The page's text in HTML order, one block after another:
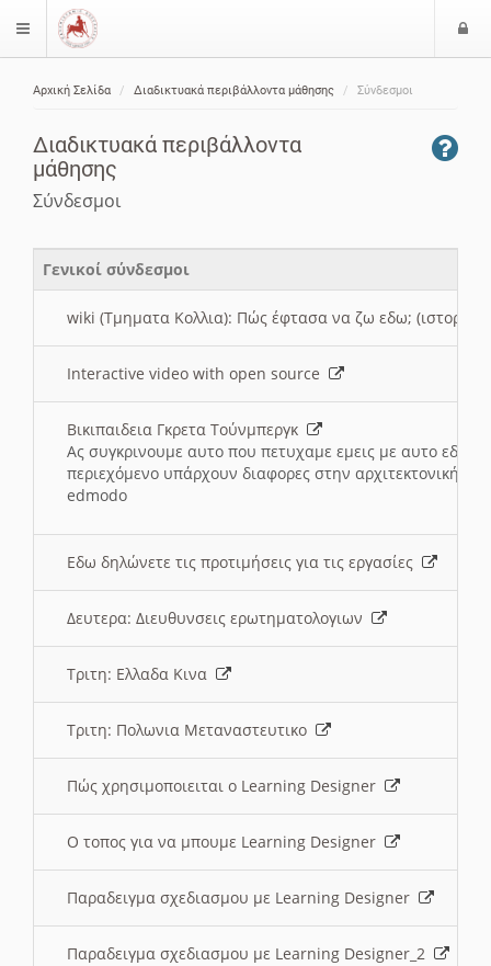
$langMenu
Αρχική Σελίδα Διαδικτυακά περιβάλλοντα μάθησης Σύνδεσμοι
Διαδικτυακά περιβάλλοντα
μάθησης
Σύνδεσμοι
Γενικοί σύνδεσμοι
wiki (Τμηματα Κολλια): Πώς έφτασα να ζω εδω; (ιστορια)
Interactive video with open source
Βικιπαιδεια Γκρετα Τούνμπεργκ
Ας συγκρινουμε αυτο που πετυχαμε εμεις με αυτο εδω
περιεχόμενο υπάρχουν διαφορες στην αρχιτεκτονική
edmodo
Εδω δηλώνετε τις προτιμήσεις για τις εργασίες
Δευτερα: Διευθυνσεις ερωτηματολογιων
Τριτη: Ελλαδα Κινα
Τριτη: Πολωνια Μεταναστευτικο
Πώς χρησιμοποιειται ο Learning Designer
O τοπος για να μπουμε Learning Designer
Παραδειγμα σχεδιασμου με Learning Designer
Παραδειγμα σχεδιασμου με Learning Designer_2